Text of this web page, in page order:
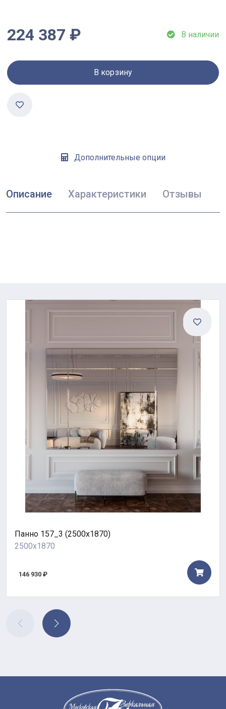
224 387 ₽ В наличии
В корзину
Дополнительные опции
Описание Характеристики Отзывы
Панно 157_3 (2500х1870)
2500x1870
146 930 ₽